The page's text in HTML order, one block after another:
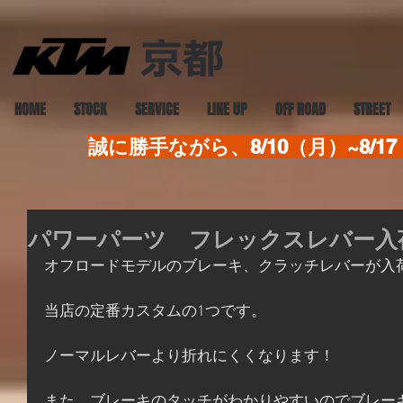
HOME STOCK SERVICE LINE UP OFF ROAD STREET
誠に勝手ながら、8/10（月）~8/
パワーパーツ フレックスレバー入
オフロードモデルのブレーキ、クラッチレバーが入
当店の定番カスタムの1つです。
ノーマルレバーより折れにくくなります！